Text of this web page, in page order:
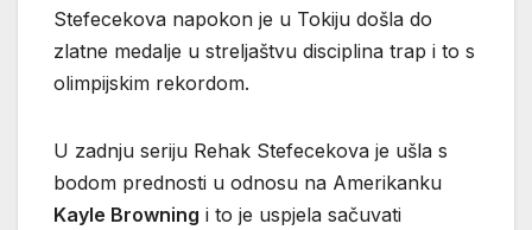
Stefecekova napokon je u Tokiju došla do
zlatne medalje u streljaštvu disciplina trap i to s
olimpijskim rekordom.
U zadnju seriju Rehak Stefecekova je ušla s
bodom prednosti u odnosu na Amerikanku
Kayle Browning i to je uspjela sačuvati